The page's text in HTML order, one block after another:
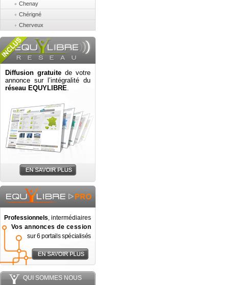
Chenay
Chérigné
Cherveux
Diffusion gratuite de votre
annonce sur l’intégralité du
réseau EQUYLIBRE.
Professionnels, intermédiaires
Vos annonces de cession
sur 6 portails spécialisés
QUI SOMMES NOUS